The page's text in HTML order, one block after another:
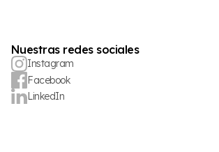
Nuestras redes sociales
Instagram
Facebook
LinkedIn